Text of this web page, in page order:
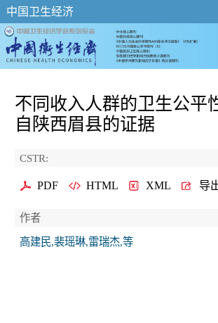
中国卫生经济
不同收入人群的卫生公平
自陕西眉县的证据
CSTR:
PDF HTML XML 导
作者
高建民,裴瑶琳,雷瑞杰,等